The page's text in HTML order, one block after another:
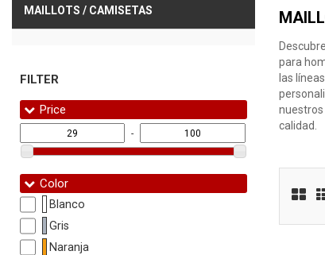
MAILLOTS / CAMISETAS
FILTER
Price
-
Color
Blanco
Gris
Naranja
para
las
calidad.